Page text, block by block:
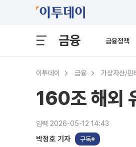
금융 금융정책
이투데이 금융 가상자산/핀
160조 해외
입력 2026-05-12 14:43
박정호 기자 구독